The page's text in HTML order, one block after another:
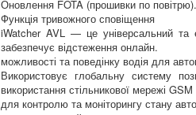
Оновлення FOTA (прошивки по повітрю).
Функція тривожного сповіщення
iWatcher AVL — це універсальний та
забезпечує відстеження онлайн.
можливості та поведінку водія для
Використовує глобальну систему
використання стільникової мережі GSM
для контролю та моніторингу стану